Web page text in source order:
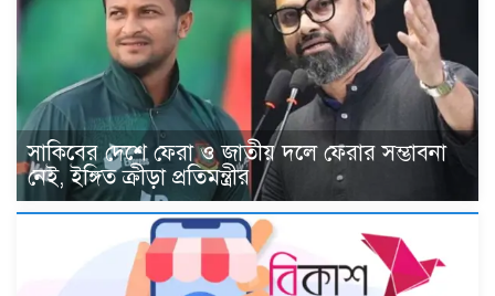
সাকিবের দেশে ফেরা ও জাতীয় দলে ফেরার সম্ভাবনা
নেই, ইঙ্গিত ক্রীড়া প্রতিমন্ত্রীর